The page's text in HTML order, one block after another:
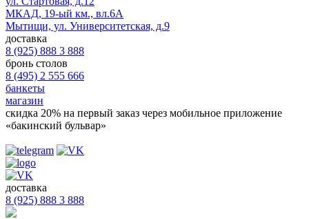
МКАД, 19-ый км., вл.6А
Мытищи, ул. Университетская, д.9
доставка
8 (925) 888 3 888
бронь столов
8 (495) 2 555 666
банкеты
магазин
скидка 20% на первый заказ через мобильное приложение
«бакинский бульвар»
доставка
8 (925) 888 3 888